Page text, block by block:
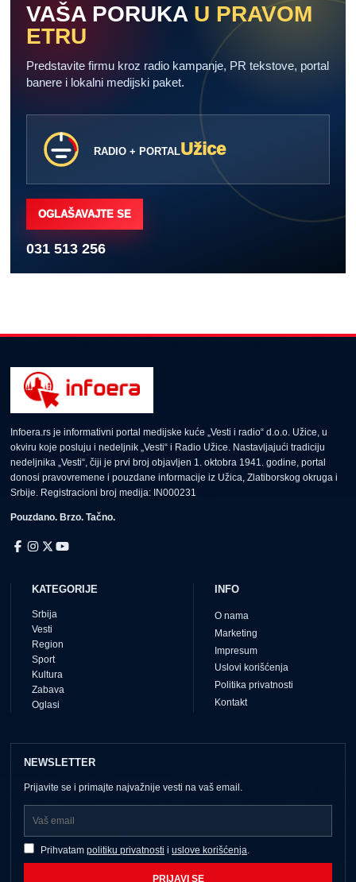
VAŠA PORUKA U PRAVOM
ETRU
Predstavite firmu kroz radio kampanje, PR tekstove, portal
banere i lokalni medijski paket.
RADIO + PORTALUžice
OGLAŠAVAJTE SE
031 513 256
Infoera.rs je informativni portal medijske kuće „Vesti i radio“ d.o.o. Užice, u
okviru koje posluju i nedeljnik „Vesti“ i Radio Užice. Nastavljajući tradiciju
nedeljnika „Vesti“, čiji je prvi broj objavljen 1. oktobra 1941. godine, portal
donosi pravovremene i pouzdane informacije iz Užica, Zlatiborskog okruga i
Srbije. Registracioni broj medija: IN000231
Pouzdano. Brzo. Tačno.
KATEGORIJE
Srbija
Vesti
Region
Sport
Kultura
Zabava
Oglasi
INFO
O nama
Marketing
Impresum
Uslovi korišćenja
Politika privatnosti
Kontakt
NEWSLETTER
Prijavite se i primajte najvažnije vesti na vaš email.
Prihvatam politiku privatnosti i uslove korišćenja
PRIJAVI SE